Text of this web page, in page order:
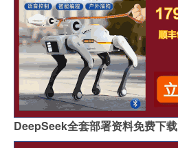
DeepSeek全套部署资料免费下载